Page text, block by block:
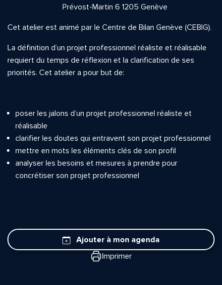
Prévost-Martin 6 1205 Genève
Cet atelier est animé par le Centre de Bilan Genève (CEBIG).
La définition d’un projet professionnel réaliste et réalisable
requiert du temps de réflexion et la clarification de ses
priorités. Cet atelier a pour but de:
poser les jalons d’un projet professionnel réaliste et
réalisable
clarifier les doutes qui entravent son projet professionnel
mettre en mots les éléments clés de son profil
analyser les besoins et mesures à prendre pour
concrétiser son projet professionnel
Ajouter à mon agenda
Imprimer